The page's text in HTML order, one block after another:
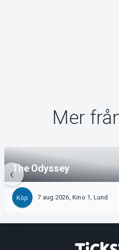
Mer
The Odyssey
Köp 7 aug 2026, Kino 1, Lund